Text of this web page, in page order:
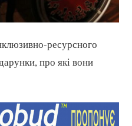
ресурсного
про які вони